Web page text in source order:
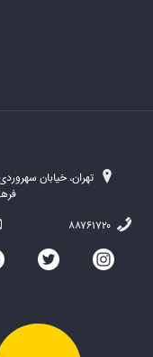
تهران، خیابان